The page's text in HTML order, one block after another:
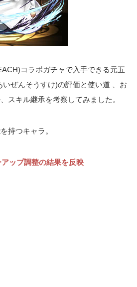
コラボガチャで入手できる元五
ぜんそうすけ)の評価と使い道 、お
スキル継承を考察してみました。
持つキャラ。
ップ調整の結果を反映